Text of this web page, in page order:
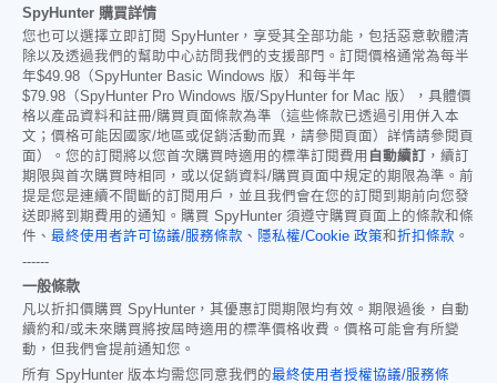
SpyHunter 購買詳情
您也可以選擇立即訂閱 SpyHunter，享受其全部功能，包括惡意軟體清
除以及透過我們的幫助中心訪問我們的支援部門。訂閱價格通常為每半
年$49.98 （SpyHunter Basic Windows 版）和每半年
$79.98 （SpyHunter Pro Windows 版/SpyHunter for Mac 版），具體價
格以產品資料和註冊/購買頁面條款為準（這些條款已透過引用併入本
文；價格可能因國家/地區或促銷活動而異，請參閱頁面）詳情請參閱頁
面）。您的訂閱將以您首次購買時適用的標準訂閱費用 自動續訂 ，續訂
期限與首次購買時相同，或以促銷資料/購買頁面中規定的期限為準。前
提是您是連續不間斷的訂閱用戶，並且我們會在您的訂閱到期前向您發
送即將到期費用的通知。購買 SpyHunter 須遵守購買頁面上的條款和條
件、 最終使用者許可協議/服務條款 、 隱私權/Cookie 政策和折扣條款 。
------
一般條款
凡以折扣價購買 SpyHunter，其優惠訂閱期限均有效。期限過後，自動
續約和/或未來購買將按屆時適用的標準價格收費。價格可能會有所變
動，但我們會提前通知您。
所有 SpyHunter 版本均需您同意我們的最終使用者授權協議/服務條